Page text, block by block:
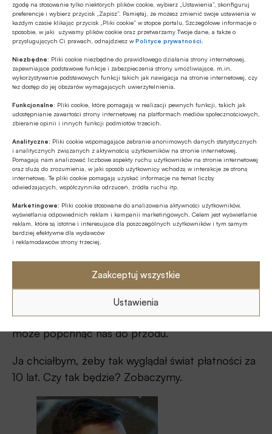
zgodę na stosowanie tylko niektórych plików cookie, wybierz „Ustawienia”, skonfiguruj
preferencje i wybierz przycisk „Zapisz”. Pamiętaj, że możesz zmienić swoje ustawienia w
każdym czasie klikając przycisk „Pliki cookie” w stopce portalu. Szczegółowe informacje o
sposobie, w jaki używamy plików cookie oraz przetwarzamy Twoje dane, a także o
przysługujących Ci prawach, odnajdziesz wPolityce prywatności
Niezbędne: Pliki cookie niezbędne do prawidłowego działania strony internetowej,
zapewniające podstawowe funkcje i zabezpieczenia strony umożliwiające, m.in.
wykorzystywanie podstawowych funkcji takich jak nawigacja na stronie internetowej, czy
tez dostęp do jej obszarów wymagających uwierzytelnienia.
Funkcjonalne: Pliki cookie, które pomagają w realizacji pewnych funkcji, takich jak
udostępnianie zawartości strony internetowej na platformach mediów społecznościowych,
zbieranie opinii i innych funkcji podmiotów trzecich.
Analityczne: Pliki cookie wspomagające zebranie anonimowych danych statystycznych
i analitycznych związanych z aktywnością użytkowników na stronie internetowej.
Pomagają nam analizować liczbowe aspekty ruchu użytkowników na stronie internetowej
oraz służą do zrozumienia, w jaki sposób użytkownicy wchodzą w interakcje ze stroną
internetową. Te pliki cookie pomagają uzyskać informacje na temat liczby
odwiedzających, współczynnika odrzuceń, źródła ruchu itp.
Marketingowe: Pliki cookie stosowane do analizowania aktywności użytkowników,
wyświetlania odpowiednich reklam i kampanii marketingowych. Celem jest wyświetlanie
reklam, które są istotne i interesujące dla poszczególnych użytkowników i tym samym
bardziej efektywne dla wydawców
i reklamodawców strony trzeciej.
Zaakceptuj wszystkie
Ustawienia
doświadczeń klientów.
Klientom, bo nie będą tracić czasu na zbędne
czynności, które można automatyzować. Państwu,
bo będzie bezpieczniej i być może uszczelni się
system podatkowy, jeżeli płatności będą
dokonywane bezgotówkowo.
teoretycznie mniej pracy nadzorczej.
Szybciej, znaczy też taniej, a tego szukają teraz
natury higienicznej.
A kiedy to nastąpi?
rozwiązaniach (może poza Chinami oraz USA –
np. Amazon Go), bo i ramy prawne musiałyby ulec
istotnej transformacji. Jest to jednak coś, co
może popchnąć nas do przodu.
Ja chciałbym, żeby tak wyglądał świat płatności za
10 lat. Czy tak będzie? Zobaczymy.